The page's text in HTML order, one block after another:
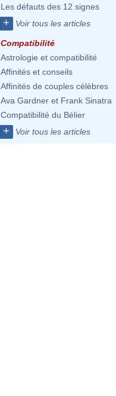
Les défauts des 12 signes
+ Voir tous les articles
Compatibilité
Astrologie et compatibilité
Affinités et conseils
Affinités de couples célèbres
Ava Gardner et Frank Sinatra
Compatibilité du Bélier
+ Voir tous les articles